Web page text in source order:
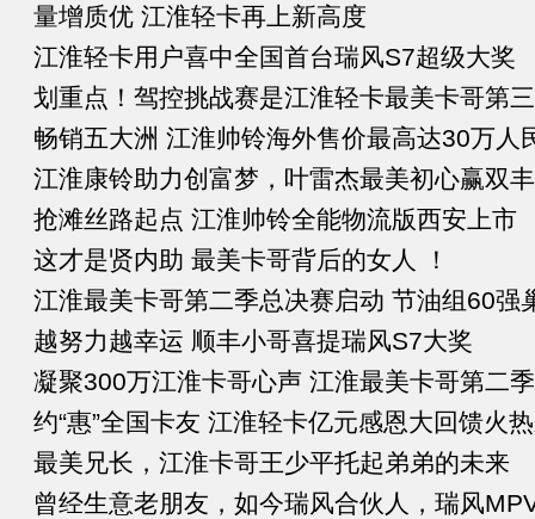
量增质优 江淮轻卡再上新高度
江淮轻卡用户喜中全国首台瑞风S7超级大奖
划重点！驾控挑战赛是江淮轻卡最美卡哥第
畅销五大洲 江淮帅铃海外售价最高达30万人
江淮康铃助力创富梦，叶雷杰最美初心赢双
抢滩丝路起点 江淮帅铃全能物流版西安上市
这才是贤内助 最美卡哥背后的女人 ！
江淮最美卡哥第二季总决赛启动 节油组60强
越努力越幸运 顺丰小哥喜提瑞风S7大奖
凝聚300万江淮卡哥心声 江淮最美卡哥第二
约“惠”全国卡友 江淮轻卡亿元感恩大回馈火
最美兄长，江淮卡哥王少平托起弟弟的未来
曾经生意老朋友，如今瑞风合伙人，瑞风